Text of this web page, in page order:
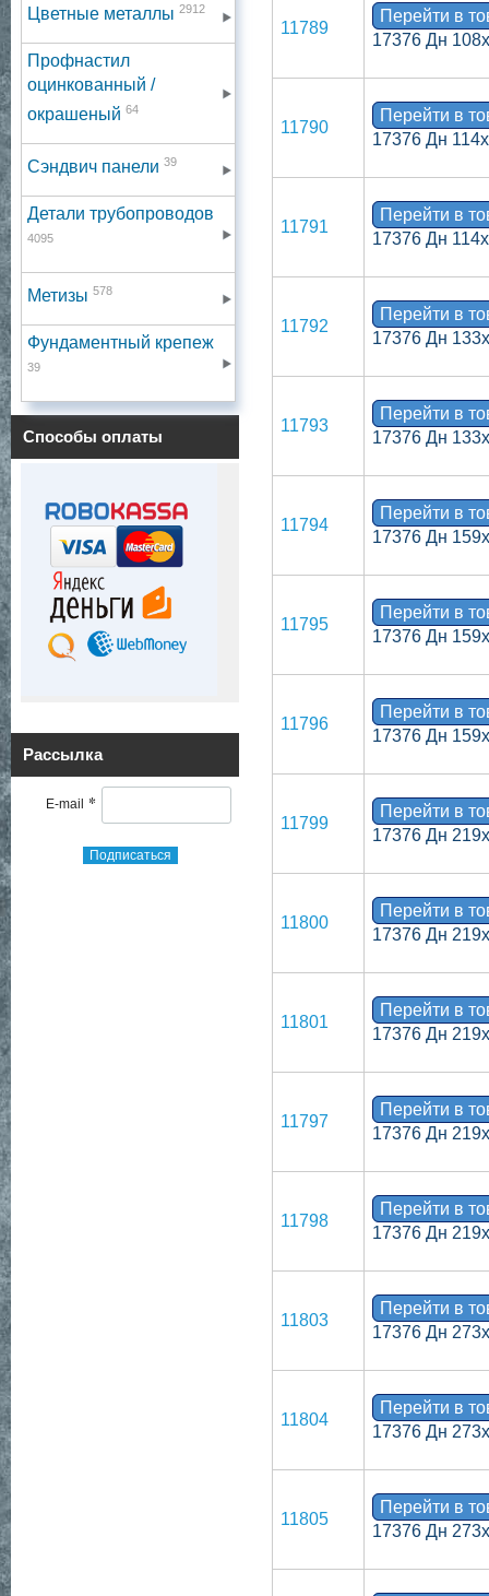
Цветные металлы 2912
Профнастил
оцинкованный /
окрашеный 64
Сэндвич панели 39
Детали трубопроводов
4095
Метизы 578
Фундаментный крепеж
39
Способы оплаты
Рассылка
E-mail *
Подписаться
11789
Перейти в
17376 Дн
11790
Перейти в
17376 Дн
11791
Перейти в
17376 Дн
11792
Перейти в
17376 Дн
11793
Перейти в
17376 Дн
11794
Перейти в
17376 Дн
11795
Перейти в
17376 Дн
11796
Перейти в
17376 Дн
11799
Перейти в
17376 Дн
11800
Перейти в
17376 Дн
11801
Перейти в
17376 Дн
11797
Перейти в
17376 Дн
11798
Перейти в
17376 Дн
11803
Перейти в
17376 Дн
11804
Перейти в
17376 Дн
11805
Перейти в
17376 Дн